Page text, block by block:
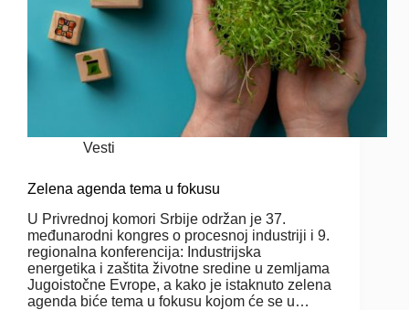
Vesti
Zelena agenda tema u fokusu
U Privrednoj komori Srbije održan je 37.
međunarodni kongres o procesnoj industriji i 9.
regionalna konferencija: Industrijska
energetika i zaštita životne sredine u zemljama
Jugoistočne Evrope, a kako je istaknuto zelena
agenda biće tema u fokusu kojom će se u…